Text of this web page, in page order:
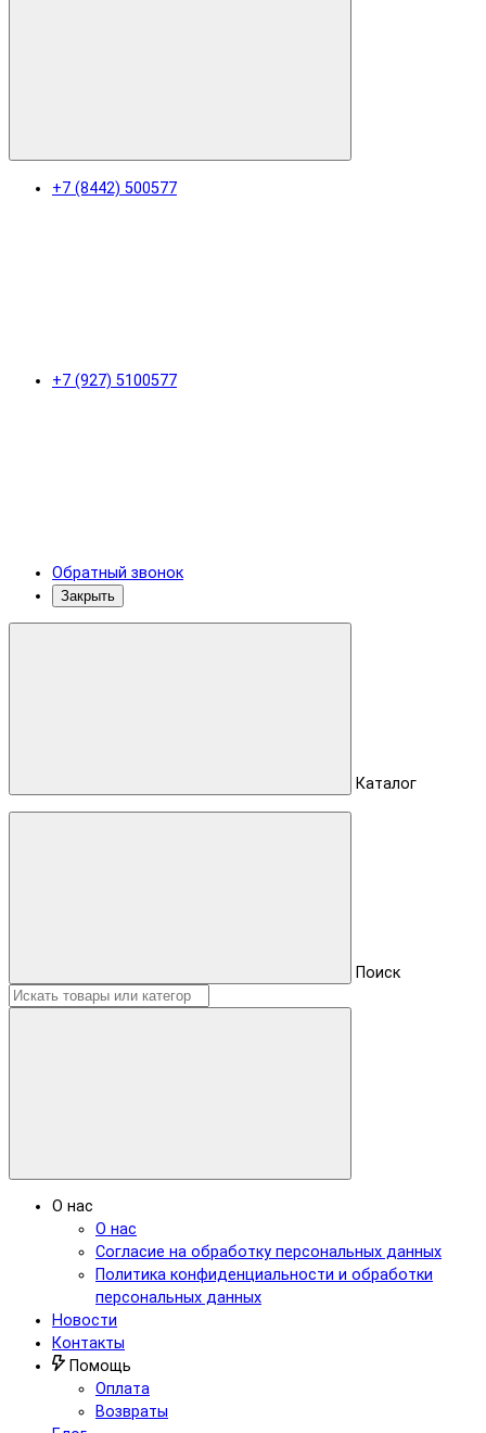
+7 (8442) 500577
+7 (927) 5100577
Обратный звонок
Закрыть
Каталог
Поиск
О нас
О нас
Согласие на обработку персональных данных
Политика конфиденциальности и обработки
персональных данных
Новости
Контакты
Помощь
Оплата
Возвраты